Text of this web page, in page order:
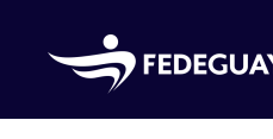
Skip to main content